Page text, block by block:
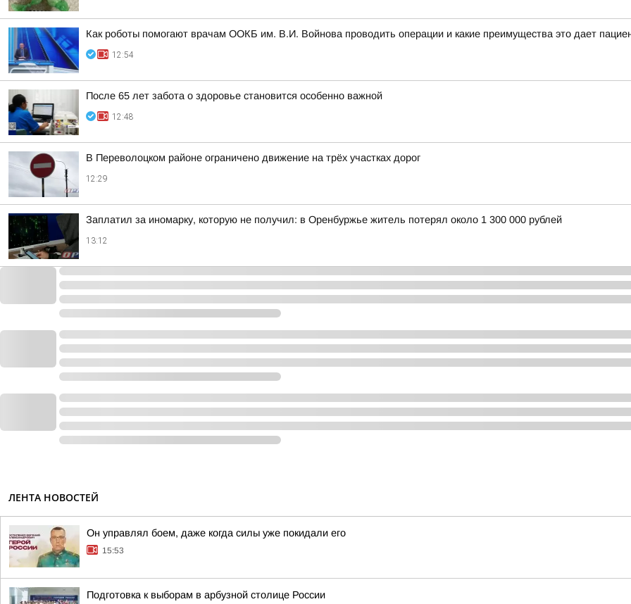
Как роботы помогают врачам ООКБ им. В.И. Войнова проводить операции и какие преимущества это дает
12:54
После 65 лет забота о здоровье становится особенно важной
12:48
В Переволоцком районе ограничено движение на трёх участках дорог
12:29
Заплатил за иномарку, которую не получил: в Оренбуржье житель потерял около 1 300 000 рублей
13:12
ЛЕНТА НОВОСТЕЙ
Он управлял боем, даже когда силы уже покидали его
15:53
Подготовка к выборам в арбузной столице России